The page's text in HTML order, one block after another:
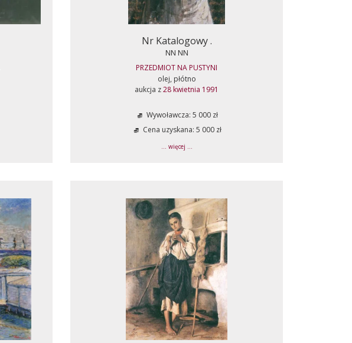
Nr Katalogowy .
NN NN
PRZEDMIOT NA PUSTYNI
olej, płótno
aukcja z28 kwietnia 1991
Wywoławcza: 5 000 zł
Cena uzyskana: 5 000 zł
... więcej ...